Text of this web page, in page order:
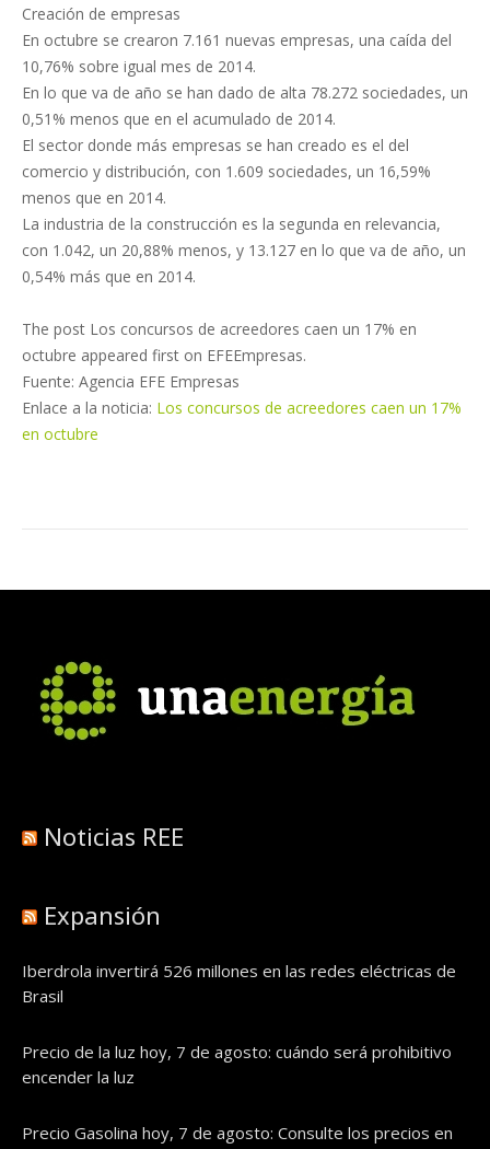
Creación de empresas
En octubre se crearon 7.161 nuevas empresas, una caída del
10,76% sobre igual mes de 2014.
En lo que va de año se han dado de alta 78.272 sociedades, un
0,51% menos que en el acumulado de 2014.
El sector donde más empresas se han creado es el del
comercio y distribución, con 1.609 sociedades, un 16,59%
menos que en 2014.
La industria de la construcción es la segunda en relevancia,
con 1.042, un 20,88% menos, y 13.127 en lo que va de año, un
0,54% más que en 2014.
The post Los concursos de acreedores caen un 17% en
octubre appeared first on EFEEmpresas.
Fuente: Agencia EFE Empresas
Enlace a la noticia: Los concursos de acreedores caen un 17%
en octubre
Noticias REE
Expansión
Iberdrola invertirá 526 millones en las redes eléctricas de
Brasil
Precio de la luz hoy, 7 de agosto: cuándo será prohibitivo
encender la luz
Precio Gasolina hoy, 7 de agosto: Consulte los precios en